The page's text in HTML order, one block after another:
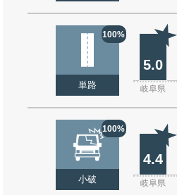
100%
単路
5.0
岐阜県
100%
小破
4.4
岐阜県